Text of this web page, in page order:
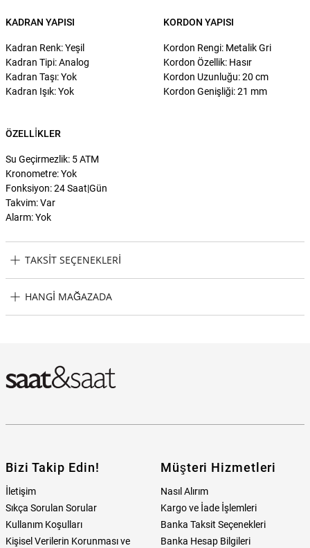
KADRAN YAPISI
Kadran Renk: Yeşil
Kadran Tipi: Analog
Kadran Taşı: Yok
Kadran Işık: Yok
KORDON YAPISI
Kordon Rengi: Metalik Gri
Kordon Özellik: Hasır
Kordon Uzunluğu: 20 cm
Kordon Genişliği: 21 mm
ÖZELLIKLER
Su Geçirmezlik: 5 ATM
Kronometre: Yok
Fonksiyon: 24 Saat|Gün
Takvim: Var
Alarm: Yok
TAKSIT SEÇENEKLERI
HANGI MAĞAZADA
Bizi Takip Edin!
İletişim
Sıkça Sorulan Sorular
Kullanım Koşulları
Kişisel Verilerin Korunması ve
Müşteri Hizmetleri
Nasıl Alırım
Kargo ve İade İşlemleri
Banka Taksit Seçenekleri
Banka Hesap Bilgileri